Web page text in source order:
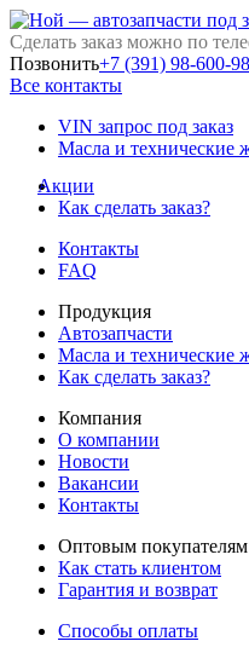
Сделать заказ можно по
Позвонить+7 (391) 98-600-98
Все контакты
VIN запрос под заказ
Масла и технические
Акции
Как сделать заказ?
Контакты
FAQ
Продукция
Автозапчасти
Масла и технические
Как сделать заказ?
Компания
О компании
Новости
Вакансии
Контакты
Оптовым покупателям
Как стать клиентом
Гарантия и возврат
Способы оплаты